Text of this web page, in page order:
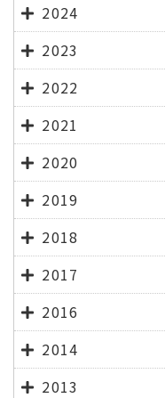
2024
2023
2022
2021
2020
2019
2018
2017
2016
2014
2013